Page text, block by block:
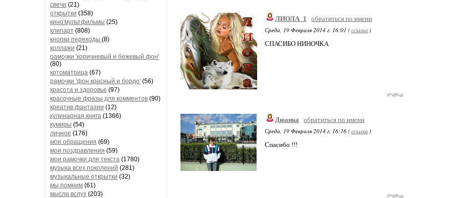
свечи (21)
открытки (358)
кино'мультфильмы (25)
клипарт (808)
кнопки переходы (8)
коллажи (21)
рамочки 'коричневый и бежевый фон'
(80)
котоматрица (67)
рамочки 'фон красный и бордо' (56)
красота и здоровье (97)
красочные фразы для комментов (90)
креатив,фантазии (12)
кулинарная книга (1366)
кумиры (54)
личное (176)
мои обращения (69)
мои поздравления (59)
мои рамочки для текста (1780)
музыка всех поколений (281)
музыкальные открытки (32)
мы помним (61)
мысли вслух (203)
ЛИОЛА_1
обратиться по имени
Среда, 19 Февраля 2014 г. 16:01 (ссылка )
СПАСИБО НИНОЧКА
Дюанка
обратиться по имени
Среда, 19 Февраля 2014 г. 16:16 (ссылка )
Спасибо !!!